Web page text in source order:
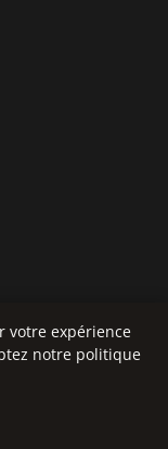
votre expérience
notre politique